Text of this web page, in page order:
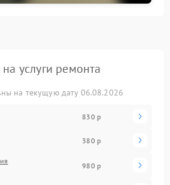
услуги ремонта
на текущую дату 06.08.2026
830 р
380 р
980 р